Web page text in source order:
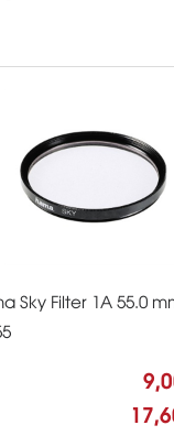
Sky Filter 1A 55.0